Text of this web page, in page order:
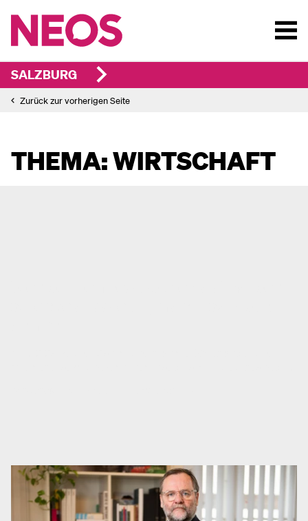
SALZBURG
Zurück zur vorherigen Seite
THEMA: WIRTSCHAFT